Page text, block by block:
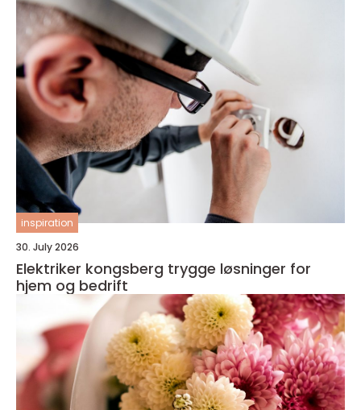
inspiration
30. July 2026
Elektriker kongsberg trygge løsninger for
hjem og bedrift